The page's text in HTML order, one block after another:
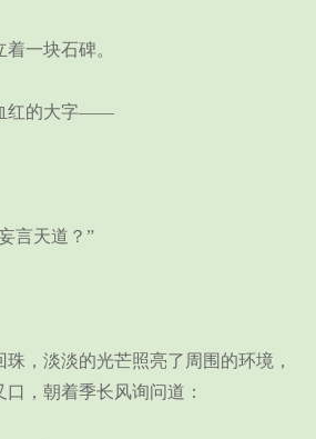
一块石碑。
红的大字——
言天道？”
淡淡的光芒照亮了周围的环境，
，朝着季长风询问道：